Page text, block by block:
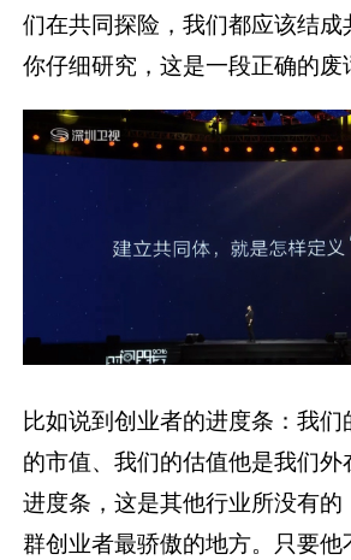
们在共同探险，我们都应该结成
你仔细研究，这是一段正确的废
比如说到创业者的进度条：我们
的市值、我们的估值他是我们外
进度条，这是其他行业所没有的
群创业者最骄傲的地方。只要